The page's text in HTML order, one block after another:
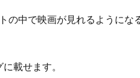
中で映画が見れるようにな
載せます。